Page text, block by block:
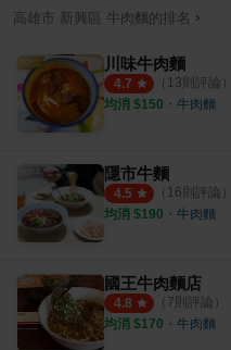
高雄市 新興區 牛肉麵的排名 ›
川味牛肉麵
4.7 （ 13則評論）
均消 $150 ・ 牛肉麵
隱市牛麵
4.5 （ 16則評論）
均消 $190 ・ 牛肉麵
國王牛肉麵店
4.8 （ 7則評論）
均消 $170 ・ 牛肉麵